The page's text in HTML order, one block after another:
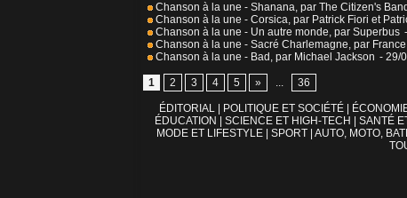
Chanson à la une - Shanana, par The Citizen's Band
Chanson à la une - Corsica, par Patrick Fiori et
Chanson à la une - Un autre monde, par Superbus
Chanson à la une - Sacré Charlemagne, par France
Chanson à la une - Bad, par Michael Jackson - 29/
1 2 3 4 5 » ... 36
ÉDITORIAL POLITIQUE ET SOCIÉTÉ
ÉDUCATION
SCIENCE ET HIGH-TECH SANTÉ
MODE ET LIFESTYLE
SPORT AUTO, MOTO,